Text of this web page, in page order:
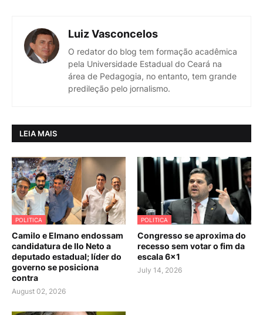
Luiz Vasconcelos
O redator do blog tem formação acadêmica
pela Universidade Estadual do Ceará na
área de Pedagogia, no entanto, tem grande
predileção pelo jornalismo.
LEIA MAIS
POLITICA
Camilo e Elmano endossam
candidatura de Ilo Neto a
deputado estadual; líder do
governo se posiciona
contra
August 02, 2026
POLITICA
Congresso se aproxima do
recesso sem votar o fim da
escala 6×1
July 14, 2026